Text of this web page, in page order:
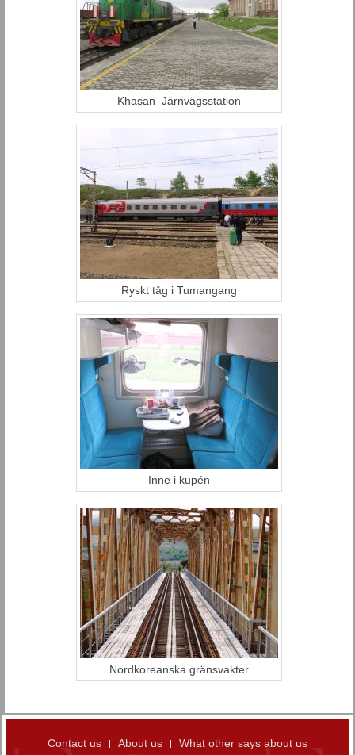
Khasan Järnvägsstation
Ryskt tåg i Tumangang
Inne i kupén
Nordkoreanska gränsvakter
Contact us About us What other says about us